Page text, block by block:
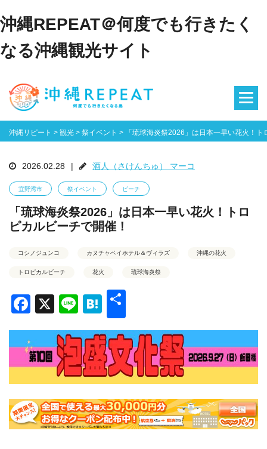
沖縄REPEAT＠何度でも行きたく
なる沖縄観光サイト
沖縄リピート > 観光 > 祭イベント > 「琉球海炎祭2026」は日本一早い花火！
2026.02.28 | 酒人（さけんちゅ） マーコ
宜野湾市 祭イベント ビーチ
「琉球海炎祭2026」は日本一早い花火！トロ
ピカルビーチで開催！
コシノジュンコ カヌチャベイホテル＆ヴィラズ 沖縄の花火
トロピカルビーチ 花火 琉球海炎祭
Facebook
X LineHatena